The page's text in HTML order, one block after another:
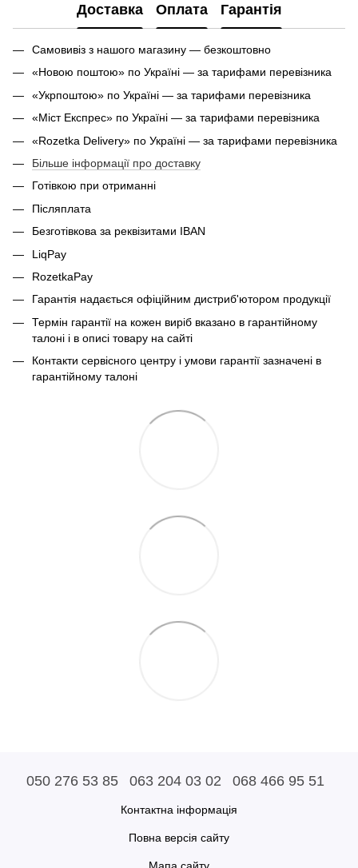
Доставка Оплата Гарантія
Самовивіз з нашого магазину — безкоштовно
«Новою поштою» по Україні — за тарифами перевізника
«Укрпоштою» по Україні — за тарифами перевізника
«Міст Експрес» по Україні — за тарифами перевізника
«Rozetka Delivery» по Україні — за тарифами перевізника
Більше інформації про доставку
Готівкою при отриманні
Післяплата
Безготівкова за реквізитами IBAN
LiqPay
RozetkaPay
Гарантія надається офіційним дистриб'ютором продукції
Термін гарантії на кожен виріб вказано в гарантійному
талоні і в описі товару на сайті
Контакти сервісного центру і умови гарантії зазначені в
гарантійному талоні
050 276 53 85 063 204 03 02 068 466 95 51
Контактна інформація
Повна версія сайту